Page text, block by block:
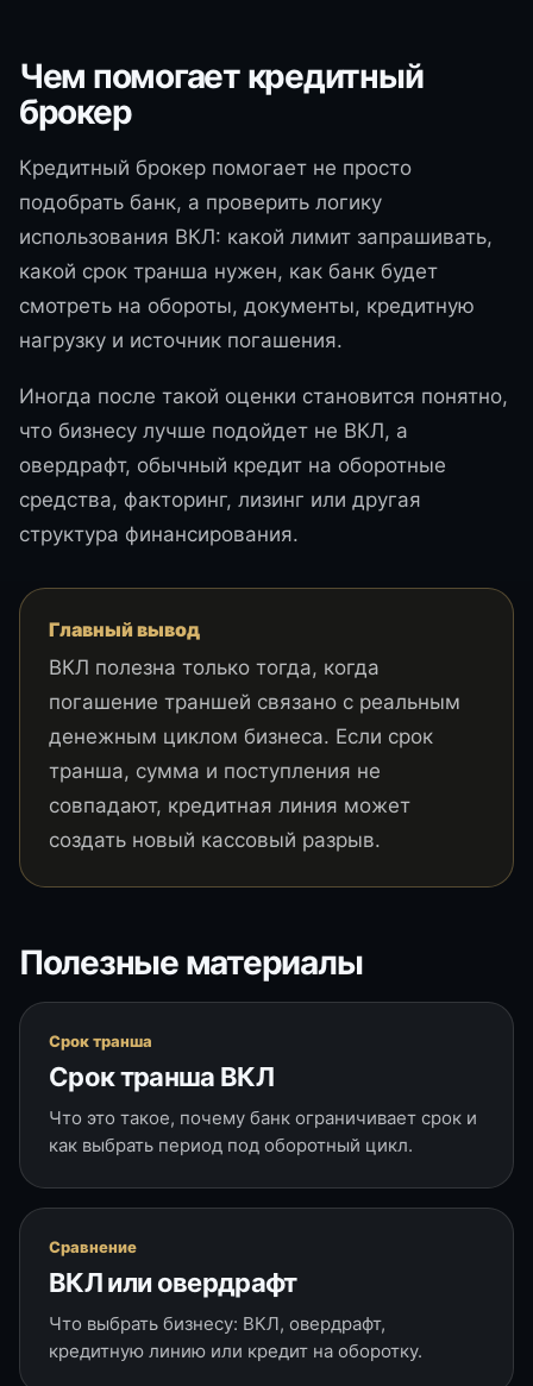
Чем помогает кредитный
брокер
Кредитный брокер помогает не просто
подобрать банк, а проверить логику
использования ВКЛ: какой лимит запрашивать,
какой срок транша нужен, как банк будет
смотреть на обороты, документы, кредитную
нагрузку и источник погашения.
Иногда после такой оценки становится понятно,
что бизнесу лучше подойдет не ВКЛ, а
овердрафт, обычный кредит на оборотные
средства, факторинг, лизинг или другая
структура финансирования.
Главный вывод
ВКЛ полезна только тогда, когда
погашение траншей связано с реальным
денежным циклом бизнеса. Если срок
транша, сумма и поступления не
совпадают, кредитная линия может
создать новый кассовый разрыв.
Полезные материалы
Срок транша
Срок транша ВКЛ
Что это такое, почему банк ограничивает срок и
как выбрать период под оборотный цикл.
Сравнение
ВКЛ или овердрафт
Что выбрать бизнесу: ВКЛ, овердрафт,
кредитную линию или кредит на оборотку.